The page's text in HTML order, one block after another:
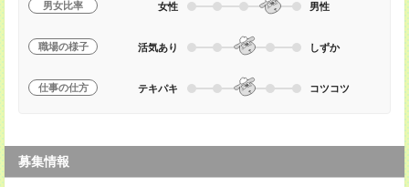
男女比率 女性 男性
職場の様子 活気あり しずか
仕事の仕方 テキパキ コツコツ
募集情報